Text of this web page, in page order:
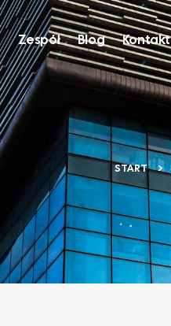
Zespół Blog Kontakt
START